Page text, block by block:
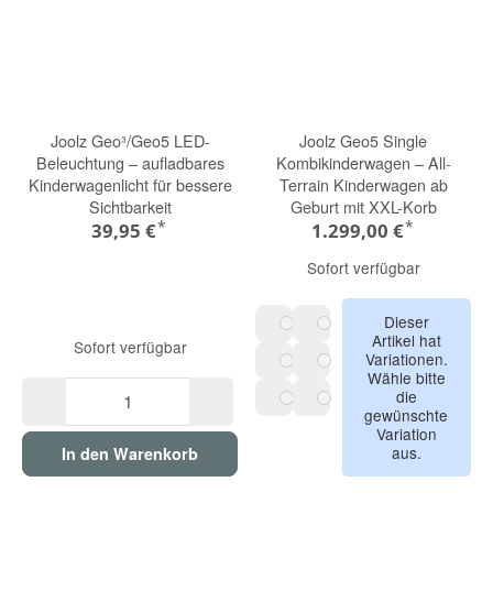
Joolz Geo³/Geo5 LED-
Beleuchtung – aufladbares
Kinderwagenlicht für bessere
Sichtbarkeit
39,95 €*
Sofort verfügbar
In den Warenkorb
Joolz Geo5 Single
Kombikinderwagen – All-
Terrain Kinderwagen ab
Geburt mit XXL-Korb
1.299,00 €*
Sofort verfügbar
dark navy blue
sage green
forest green
Dieser
Artikel hat
Variationen.
Wähle bitte
die
gewünschte
Variation
aus.